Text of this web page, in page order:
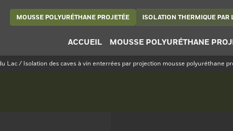
MOUSSE POLYURÉTHANE PROJETÉE ISOLATION THERMIQUE PAR
ACCUEIL MOUSSE POLYURÉTHANE
Lac / Isolation des caves à vin enterrées par projection mousse polyuréthane